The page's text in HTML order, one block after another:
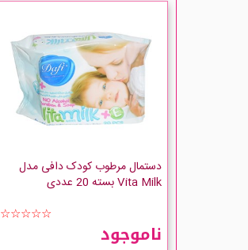
دستمال مرطوب کودک دافی مدل
Vita Milk بسته 20 عددی
☆☆☆☆☆
ناموجود